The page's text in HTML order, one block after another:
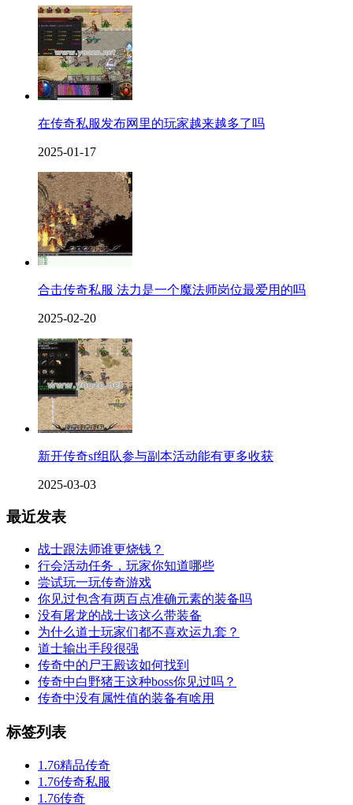
在传奇私服发布网里的玩家越来越多了吗
2025-01-17
合击传奇私服 法力是一个魔法师岗位最爱用的吗
2025-02-20
新开传奇sf组队参与副本活动能有更多收获
2025-03-03
最近发表
战士跟法师谁更烧钱？
行会活动任务，玩家你知道哪些
尝试玩一玩传奇游戏
你见过包含有两百点准确元素的装备吗
没有屠龙的战士该这么带装备
为什么道士玩家们都不喜欢运九套？
道士输出手段很强
传奇中的尸王殿该如何找到
传奇中白野猪王这种boss你见过吗？
传奇中没有属性值的装备有啥用
标签列表
1.76精品传奇
1.76传奇私服
1.76传奇